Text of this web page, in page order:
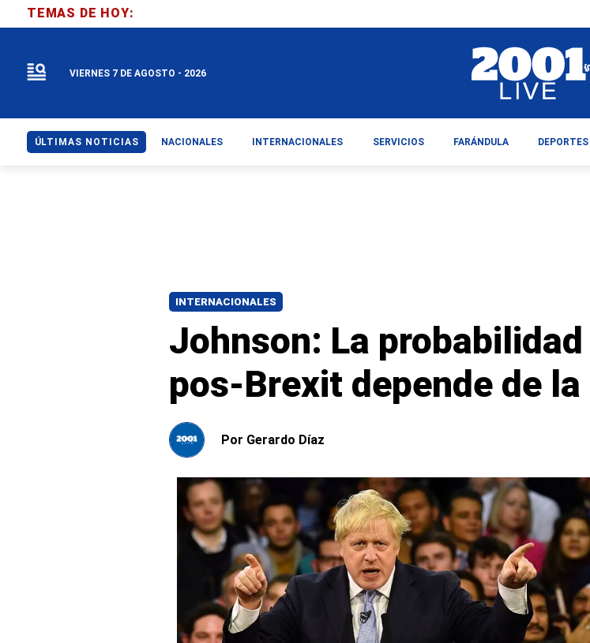
INTERNACIONALES
Johnson: La
pos-Brexit depende de la
Por Gerardo Díaz
TEMAS DE HOY:
VIERNES 7 DE AGOSTO - 2026
ÚLTIMAS NOTICIAS NACIONALES INTERNACIONALES SERVICIOS FARÁNDULA DEPORTES